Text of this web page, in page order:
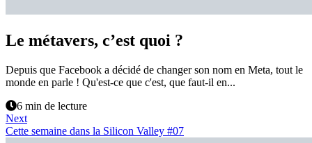
Le métavers, c’est quoi ?
Depuis que Facebook a décidé de changer son nom en Meta, tout le
monde en parle ! Qu'est-ce que c'est, que faut-il en...
6 min de lecture
Next
Cette semaine dans la Silicon Valley #07